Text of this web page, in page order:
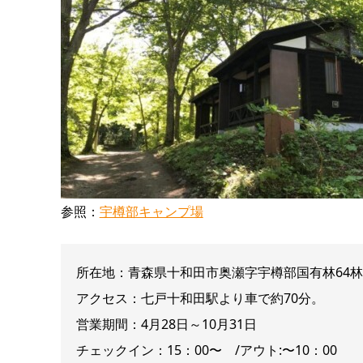
参照： 宇樽部キャンプ場
所在地：青森県十和田市奥瀬字宇樽部国有林64
アクセス：七戸十和田駅より車で約70分。
営業期間：4月28日～10月31日
チェックイン：15：00〜 /アウト:〜10：00